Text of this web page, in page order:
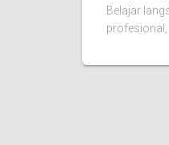
Belajar
profesional,